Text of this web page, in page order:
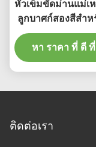
หัวเข็มขัดม่านแม่เ
ลูกบาศก์สองสีสำห
เด็ก
หา ราคา ที่ ดี
ติดต่อเรา